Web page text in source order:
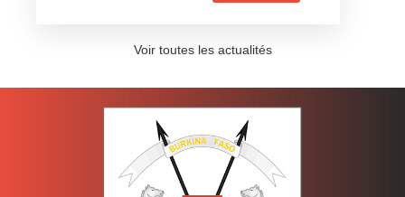
Voir toutes les actualités